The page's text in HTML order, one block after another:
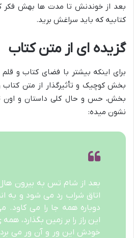
بعد از خوندنش تا مدت ها بهش فکر
کتابیه که باید سراغش برید.
گزیده ای از متن کتاب
برای اینکه بیشتر با فضای کتاب و
بخش کوچیک و تأثیرگذار از متن کتاب
بخش، حس و حال کلی داستان و
نشون میده:
بعد از شام تس به بیرون
اتاق شراب رد می شود و به
دوباره همه جا را می کاود.
این راز را بر زمین بگذارد،
خودش این ور و آن ور می